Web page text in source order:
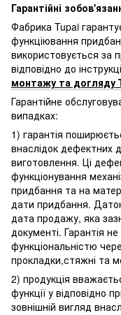
Гарантійні
Фабрика Tupai
функціювання
використовується за
відповідно до
монтажу та догляду
Гарантійне
випадках:
1) гарантія
внаслідок дефектних
виготовлення. Ці
функціонування
придбання та на
дати придбання.
дата продажу, яка
документі. Гарантія
функціональністю
прокладки,стяжні та
2) продукція
функції у відповідно
зовнішній вигляд